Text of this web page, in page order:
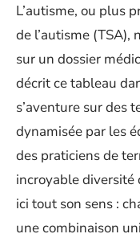
L’autisme, ou plus
de l’autisme (TSA),
sur un dossier
décrit ce tableau
s’aventure sur des
dynamisée par les
des praticiens de
incroyable diversité
ici tout son sens :
une combinaison